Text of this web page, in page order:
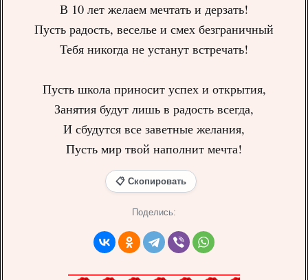
В 10 лет желаем мечтать и дерзать!
Пусть радость, веселье и смех безграничный
Тебя никогда не устанут встречать!
Пусть школа приносит успех и открытия,
Занятия будут лишь в радость всегда,
И сбудутся все заветные желания,
Пусть мир твой наполнит мечта!
📋 Скопировать
Поделись: